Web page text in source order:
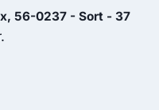
490.00 kr..
aktuelle
56-0237 - Sort - 37